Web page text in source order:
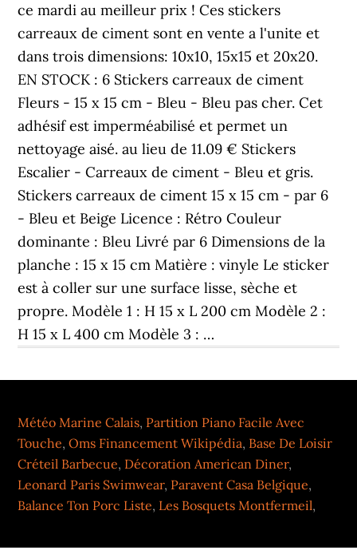
ce mardi au meilleur prix ! Ces stickers
carreaux de ciment sont en vente a l'unite et
dans trois dimensions: 10x10, 15x15 et 20x20.
EN STOCK : 6 Stickers carreaux de ciment
Fleurs - 15 x 15 cm - Bleu - Bleu pas cher. Cet
adhésif est imperméabilisé et permet un
nettoyage aisé. au lieu de 11.09 € Stickers
Escalier - Carreaux de ciment - Bleu et gris.
Stickers carreaux de ciment 15 x 15 cm - par 6
- Bleu et Beige Licence : Rétro Couleur
dominante : Bleu Livré par 6 Dimensions de la
planche : 15 x 15 cm Matière : vinyle Le sticker
est à coller sur une surface lisse, sèche et
propre. Modèle 1 : H 15 x L 200 cm Modèle 2 :
H 15 x L 400 cm Modèle 3 : …
Météo Marine Calais, Partition Piano Facile Avec
Touche,Oms Financement Wikipédia, Base De Loisir
Créteil Barbecue, Décoration American Diner,
Leonard Paris Swimwear, Paravent Casa Belgique,
Balance Ton Porc Liste, Les Bosquets Montfermeil,